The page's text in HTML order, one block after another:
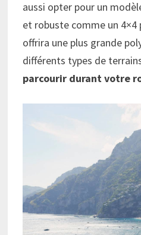
aussi opter pour un
et robuste comme un 4×4
offrira une plus grande
différents types de
parcourir durant votre